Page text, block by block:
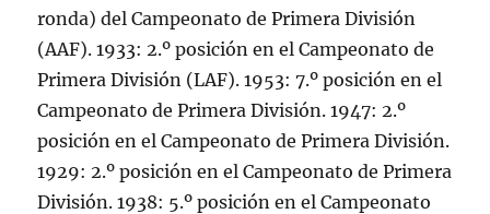
ronda) del Campeonato de Primera División
(AAF). 1933: 2.º posición en el Campeonato de
Primera División (LAF). 1953: 7.º posición en el
Campeonato de Primera División. 1947: 2.º
posición en el Campeonato de Primera División.
1929: 2.º posición en el Campeonato de Primera
División. 1938: 5.º posición en el Campeonato